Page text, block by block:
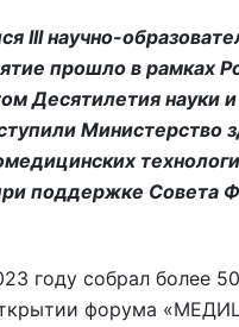
III научно-
прошло в рамках
Десятилетия науки
Министерство
поддержке
собрал более
форума